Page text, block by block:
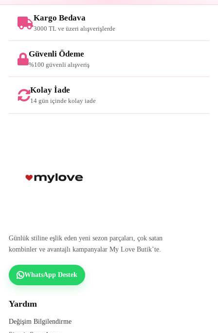
Kargo Bedava
3000 TL ve üzeri alışverişlerde
Güvenli Ödeme
%100 güvenli alışveriş
Kolay İade
14 gün içinde kolay iade
Günlük stiline eşlik eden yeni sezon parçaları, çok satan
kombinler ve avantajlı kampanyalar My Love Butik’te.
WhatsApp Destek
Yardım
Değişim Bilgilendirme